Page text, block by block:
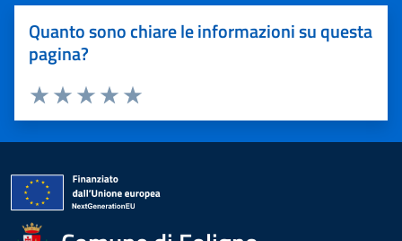
Quanto sono chiare le informazioni su questa
pagina?
Valuta 5 stelle su 5
Valuta 4 stelle su 5
Valuta 3 stelle su 5
Valuta 2 stelle su 5
Valuta 1 stelle su 5